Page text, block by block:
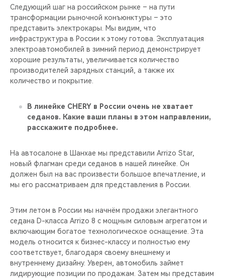
Следующий шаг на российском рынке – на пути
трансформации рыночной конъюнктуры – это
представить электрокары. Мы видим, что
инфраструктура в России к этому готова. Эксплуатация
электроавтомобилей в зимний период демонстрирует
хорошие результаты, увеличивается количество
производителей зарядных станций, а также их
количество и покрытие.
В линейке CHERY в России очень не хватает
седанов. Какие ваши планы в этом направлении,
расскажите подробнее.
На автосалоне в Шанхае мы представили Arrizo Star,
новый флагман среди седанов в нашей линейке. Он
должен был на вас произвести большое впечатление, и
мы его рассматриваем для представления в России.
Этим летом в России мы начнём продажи элегантного
седана D-класса Arrizo 8 с мощным силовым агрегатом и
включающим богатое технологическое оснащение. Эта
модель относится к бизнес-классу и полностью ему
соответствует, благодаря своему внешнему и
внутреннему дизайну. Уверен, автомобиль займет
лидирующие позиции по продажам. Затем мы представим